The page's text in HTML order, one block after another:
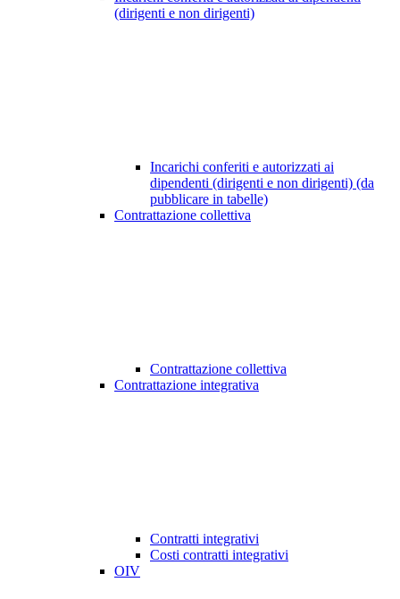
(dirigenti e non dirigenti)
Incarichi conferiti e autorizzati ai
dipendenti (dirigenti e non dirigenti) (da
pubblicare in tabelle)
Contrattazione collettiva
Contrattazione collettiva
Contrattazione integrativa
Contratti integrativi
Costi contratti integrativi
OIV